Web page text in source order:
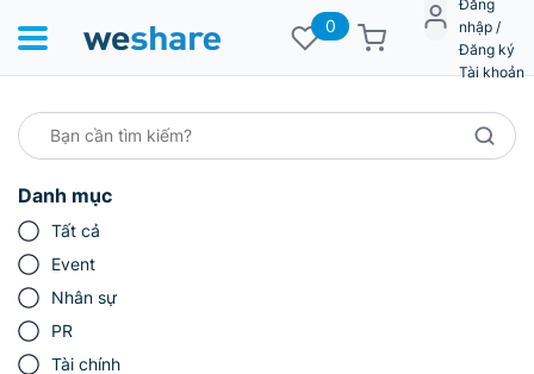
0
Đăng
nhập /
Đăng ký
Tài khoản
Danh mục
Tất cả
Event
Nhân sự
PR
Tài chính